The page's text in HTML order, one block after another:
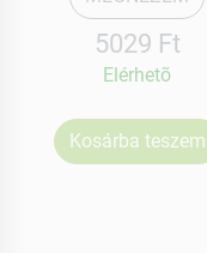
5029 Ft
Elérhetõ
Kosárba teszem